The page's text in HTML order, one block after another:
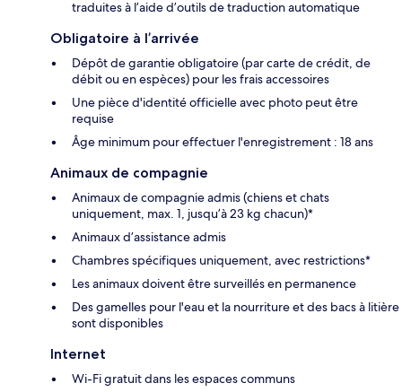
traduites à l’aide d’outils de traduction automatique
Obligatoire à l’arrivée
Dépôt de garantie obligatoire (par carte de crédit, de
débit ou en espèces) pour les frais accessoires
Une pièce d'identité officielle avec photo peut être
requise
Âge minimum pour effectuer l'enregistrement : 18 ans
Animaux de compagnie
Animaux de compagnie admis (chiens et chats
uniquement, max. 1, jusqu’à 23 kg chacun)*
Animaux d’assistance admis
Chambres spécifiques uniquement, avec restrictions*
Les animaux doivent être surveillés en permanence
Des gamelles pour l'eau et la nourriture et des bacs à litière
sont disponibles
Internet
Wi-Fi gratuit dans les espaces communs